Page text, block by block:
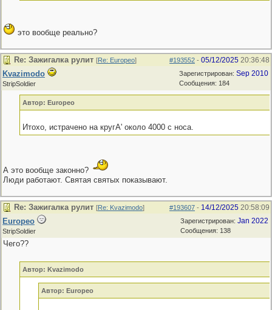
это вообще реально?
#193552 - 05/12/2025 20:36:48
Re: Зажигалка рулит [Re: Europeo]
Зарегистрирован: Sep 2010
Сообщения: 184
Kvazimodo
StripSoldier
Автор: Europeo
Итохо, истрачено на кругА' около 4000 с носа.
А это вообще законно?
Люди работают. Святая святых показывают.
#193607 - 14/12/2025 20:58:09
Re: Зажигалка рулит [Re: Kvazimodo]
Зарегистрирован: Jan 2022
Сообщения: 138
Europeo
StripSoldier
Чего??
Автор: Kvazimodo
Автор: Europeo